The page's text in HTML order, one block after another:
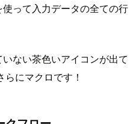
って入力データの全ての行
ない茶色いアイコンが出て
にマクロです！